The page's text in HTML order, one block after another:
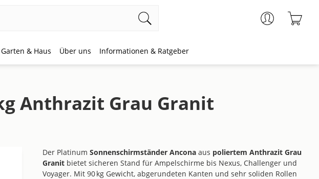
Garten & Haus Über uns Informationen & Ratgeber
Anthrazit Grau Granit
Der Platinum Sonnenschirmständer Ancona aus poliertem Anthrazit Grau
Granit bietet sicheren Stand für Ampelschirme bis Nexus, Challenger und
Voyager. Mit 90 kg Gewicht, abgerundeten Kanten und sehr soliden Rollen